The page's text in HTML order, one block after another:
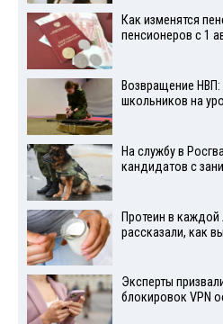
Как изменятся
пенсионеров с 1
Возвращение НВП:
школьников на
На службу в
кандидатов с
Протеин в
рассказали, как
Эксперты
блокировок VPN